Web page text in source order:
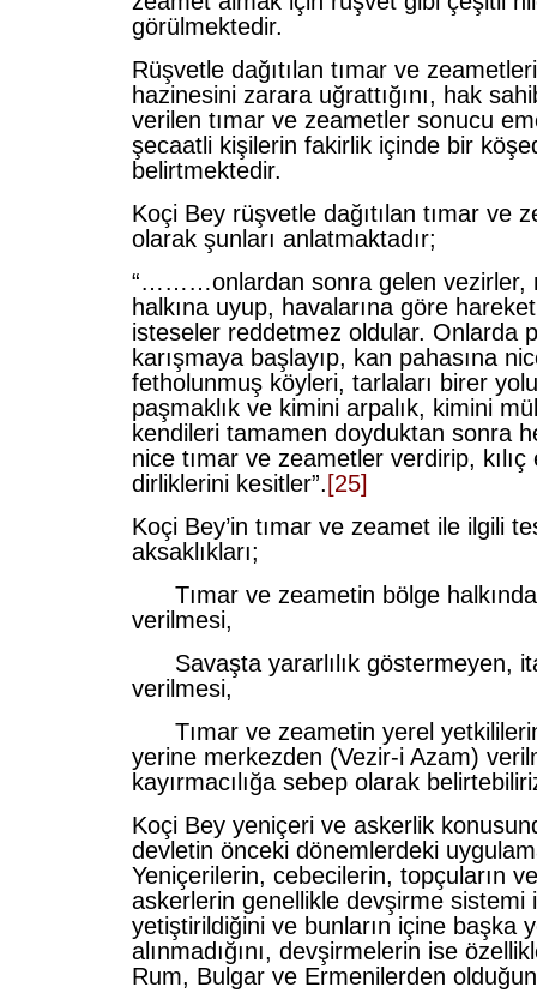
görülmektedir.
Rüşvetle dağıtılan tımar ve
hazinesini zarara uğrattığını, hak
verilen tımar ve zeametler sonucu
şecaatli kişilerin fakirlik içinde bir
belirtmektedir.
Koçi Bey rüşvetle dağıtılan tımar ve
olarak şunları anlatmaktadır;
“………onlardan sonra gelen vezirler,
halkına uyup, havalarına göre
isteseler reddetmez oldular. Onlarda
karışmaya başlayıp, kan pahasına
fetholunmuş köyleri, tarlaları birer
paşmaklık ve kimini arpalık, kimini
kendileri tamamen doyduktan sonra
nice tımar ve zeametler verdirip, kılıç
dirliklerini kesitler”. [25]
Koçi Bey’in tımar ve zeamet ile ilgili
aksaklıkları;
Tımar ve zeametin bölge
verilmesi,
Savaşta yararlılık göstermeyen,
verilmesi,
Tımar ve zeametin yerel
yerine merkezden (Vezir-i Azam)
kayırmacılığa sebep olarak
Koçi Bey yeniçeri ve askerlik
devletin önceki dönemlerdeki
Yeniçerilerin, cebecilerin, topçuların
askerlerin genellikle devşirme sistemi
yetiştirildiğini ve bunların içine başka
alınmadığını, devşirmelerin ise
Rum, Bulgar ve Ermenilerden